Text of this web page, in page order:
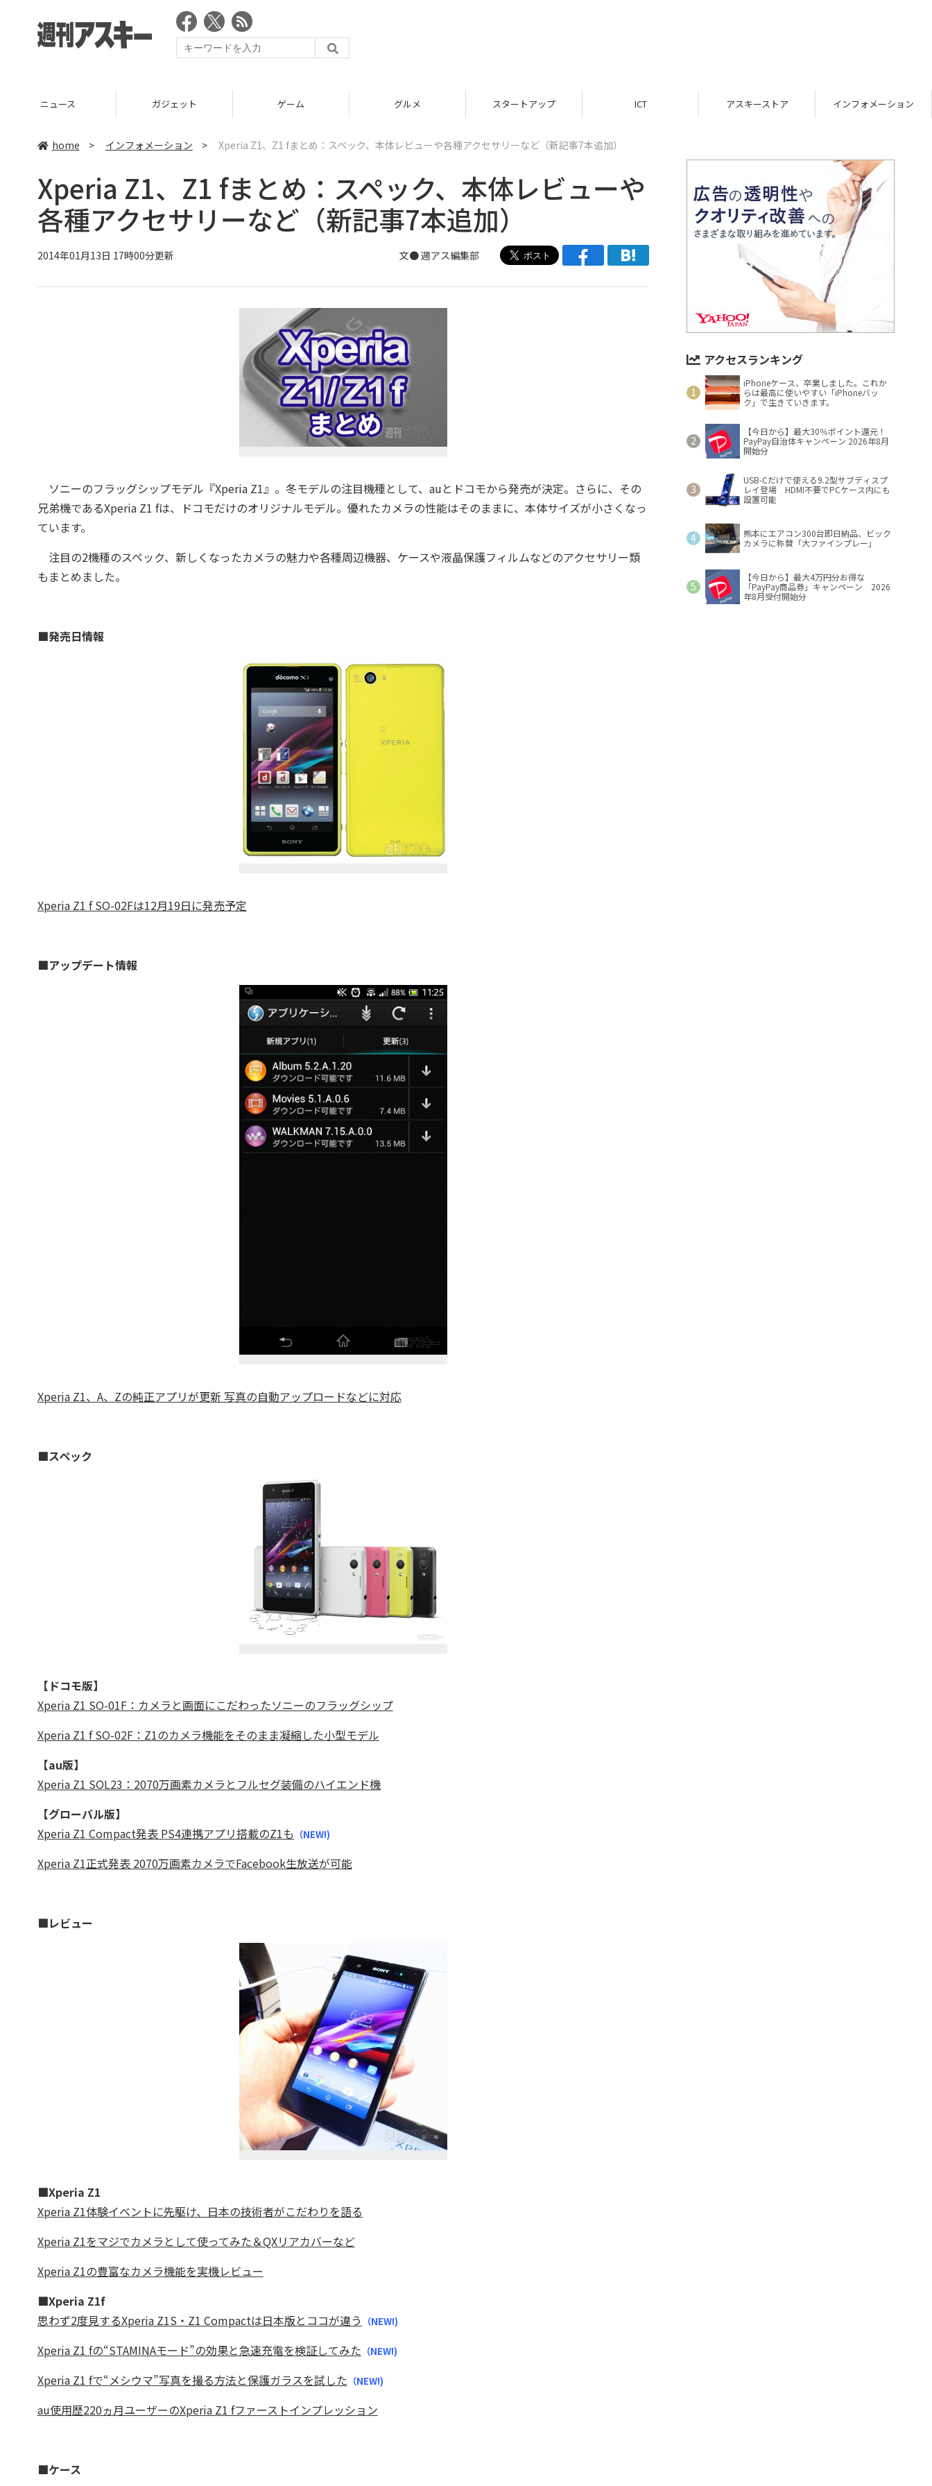
ガジェット ゲーム グルメ スタートアップ ICT アスキーストア インフォメーション TOP
home > インフォメーション > Xperia Z1、Z1 fまとめ：スペック、本体レビューや各種アクセサリーなど（新記事7本追加）
Xperia Z1、Z1 fまとめ：スペック、本体レビューや
各種アクセサリーなど（新記事7本追加）
2014年01月13日 17時00分更新 文●週アス編集部
ソニーのフラッグシップモデル『Xperia Z1』。冬モデルの注目機種として、auとドコモから発売が決定。さらに、その
兄弟機であるXperia Z1 fは、ドコモだけのオリジナルモデル。優れたカメラの性能はそのままに、本体サイズが小さくなっ
ています。
注目の2機種のスペック、新しくなったカメラの魅力や各種周辺機器、ケースや液晶保護フィルムなどのアクセサリー類
もまとめました。
■発売日情報
Xperia Z1 f SO-02Fは12月19日に発売予定
■アップデート情報
Xperia Z1、A、Zの純正アプリが更新 写真の自動アップロードなどに対応
■スペック
【ドコモ版】
Xperia Z1 SO-01F：カメラと画面にこだわったソニーのフラッグシップ
Xperia Z1 f SO-02F：Z1のカメラ機能をそのまま凝縮した小型モデル
【au版】
Xperia Z1 SOL23：2070万画素カメラとフルセグ装備のハイエンド機
【グローバル版】
Xperia Z1 Compact発表 PS4連携アプリ搭載のZ1も （NEW!)
Xperia Z1正式発表 2070万画素カメラでFacebook生放送が可能
■レビュー
■Xperia Z1
Xperia Z1体験イベントに先駆け、日本の技術者がこだわりを語る
Xperia Z1をマジでカメラとして使ってみた＆QXリアカバーなど
Xperia Z1の豊富なカメラ機能を実機レビュー
■Xperia Z1f
思わず2度見するXperia Z1S・Z1 Compactは日本版とココが違う
（NEW!)
Xperia Z1 fの“STAMINAモード”の効果と急速充電を検証してみた （NEW!)
Xperia Z1 fで“メシウマ”写真を撮る方法と保護ガラスを試した （NEW!)
au使用歴220ヵ月ユーザーのXperia Z1 fファーストインプレッション
■ケース
アクセスランキング
iPhoneケース、卒業しました。これか
らは最高に使いやすい「iPhoneバッ
ク」で生きていきます。
【今日から】最大30％ポイント還元！
PayPay自治体キャンペーン 2026年8月
開始分
USB-Cだけで使える9.2型サブディスプ
レイ登場 HDMI不要でPCケース内にも
設置可能
熊本にエアコン300台即日納品、ビック
カメラに称賛「大ファインプレー」
【今日から】最大4万円分お得な
「PayPay商品券」キャンペーン 2026
年8月受付開始分